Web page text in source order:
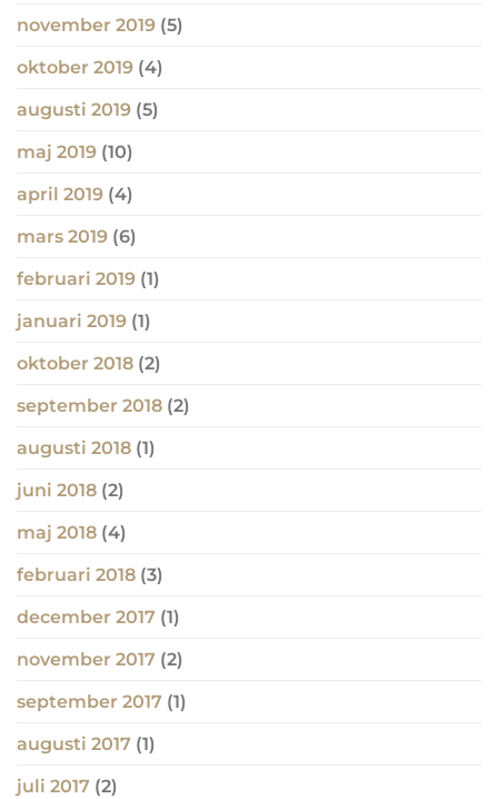
november 2019 (5)
oktober 2019 (4)
augusti 2019 (5)
maj 2019 (10)
april 2019 (4)
mars 2019 (6)
februari 2019 (1)
januari 2019 (1)
oktober 2018 (2)
september 2018 (2)
augusti 2018 (1)
juni 2018 (2)
maj 2018 (4)
februari 2018 (3)
december 2017 (1)
november 2017 (2)
september 2017 (1)
augusti 2017 (1)
juli 2017 (2)